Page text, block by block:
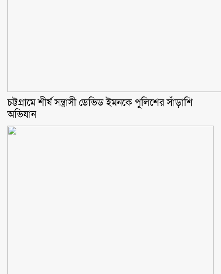
চট্টগ্রামে শীর্ষ সন্ত্রাসী ডেভিড ইমনকে পুলিশের সাঁড়াশি
অভিযান